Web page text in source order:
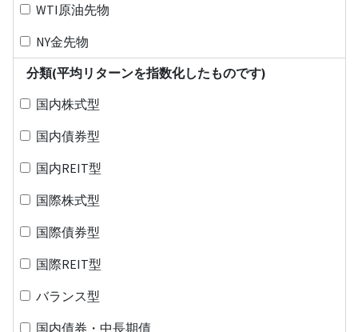
WTI原油先物
NY金先物
分類(平均リターンを指数化したものです)
国内株式型
国内債券型
国内REIT型
国際株式型
国際債券型
国際REIT型
バランス型
国内債券・中長期債